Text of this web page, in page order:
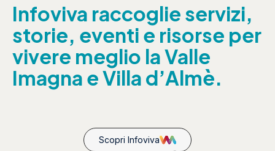
Infoviva raccoglie servizi,
storie, eventi e risorse per
vivere meglio la Valle
Imagna e Villa d’Almè.
Scopri Infoviva